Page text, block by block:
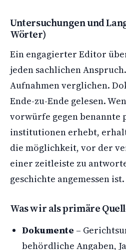
Untersuchungen und
Wörter)
Ein engagierter Editor
jeden sachlichen
Aufnahmen verglichen.
Ende-zu-Ende gelesen.
vorwürfe gegen benannte
institutionen erhebt,
die möglichkeit, vor der
einer zeitleiste zu
geschichte angemessen ist.
Was wir als primäre
Dokumente –
behördliche Angaben,